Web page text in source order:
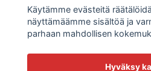
Social Media
Käytämme evästeitä
näyttämäämme sisältöä ja
parhaan mahdollisen
Hyväksy